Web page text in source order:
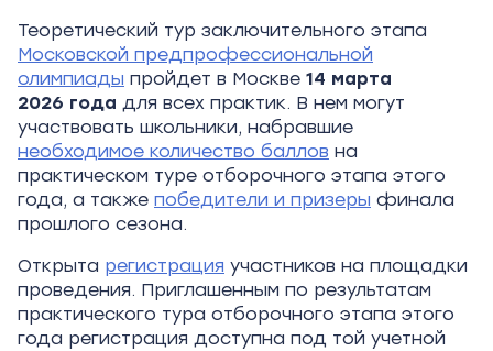
Теоретический тур заключительного этапа
Московской предпрофессиональной
олимпиады пройдет в Москве 14 марта
2026 года для всех практик. В нем могут
участвовать школьники, набравшие
необходимое количество баллов на
практическом туре отборочного этапа этого
года, а также победители и призеры финала
прошлого сезона.
Открыта регистрация участников на площадки
проведения. Приглашенным по результатам
практического тура отборочного этапа этого
года регистрация доступна под той учетной